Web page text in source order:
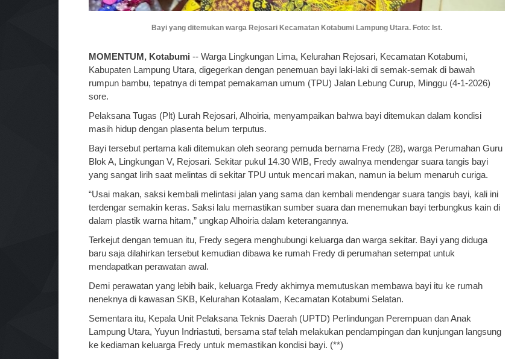
Bayi yang ditemukan warga Rejosari Kecamatan Kotabumi Lampung Utara. Foto: Ist.
MOMENTUM, Kotabumi -- Warga Lingkungan Lima, Kelurahan Rejosari, Kecamatan Kotabumi,
Kabupaten Lampung Utara, digegerkan dengan penemuan bayi laki-laki di semak-semak di bawah
rumpun bambu, tepatnya di tempat pemakaman umum (TPU) Jalan Lebung Curup, Minggu (4-1-2026)
sore.
Pelaksana Tugas (Plt) Lurah Rejosari, Alhoiria, menyampaikan bahwa bayi ditemukan dalam kondisi
masih hidup dengan plasenta belum terputus.
Bayi tersebut pertama kali ditemukan oleh seorang pemuda bernama Fredy (28), warga Perumahan Guru
Blok A, Lingkungan V, Rejosari. Sekitar pukul 14.30 WIB, Fredy awalnya mendengar suara tangis bayi
yang sangat lirih saat melintas di sekitar TPU untuk mencari makan, namun ia belum menaruh curiga.
“Usai makan, saksi kembali melintasi jalan yang sama dan kembali mendengar suara tangis bayi, kali ini
terdengar semakin keras. Saksi lalu memastikan sumber suara dan menemukan bayi terbungkus kain di
dalam plastik warna hitam,” ungkap Alhoiria dalam keterangannya.
Terkejut dengan temuan itu, Fredy segera menghubungi keluarga dan warga sekitar. Bayi yang diduga
baru saja dilahirkan tersebut kemudian dibawa ke rumah Fredy di perumahan setempat untuk
mendapatkan perawatan awal.
Demi perawatan yang lebih baik, keluarga Fredy akhirnya memutuskan membawa bayi itu ke rumah
neneknya di kawasan SKB, Kelurahan Kotaalam, Kecamatan Kotabumi Selatan.
Sementara itu, Kepala Unit Pelaksana Teknis Daerah (UPTD) Perlindungan Perempuan dan Anak
Lampung Utara, Yuyun Indriastuti, bersama staf telah melakukan pendampingan dan kunjungan langsung
ke kediaman keluarga Fredy untuk memastikan kondisi bayi. (**)